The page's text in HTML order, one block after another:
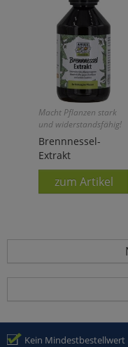
Macht Pflanzen stark
und widerstandsfähig!
Brennnessel-
Extrakt
zum Artikel
Kein Mindestbestellwert